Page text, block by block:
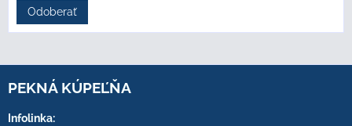
Odoberať
PEKNÁ KÚPEĽŇA
Infolinka: